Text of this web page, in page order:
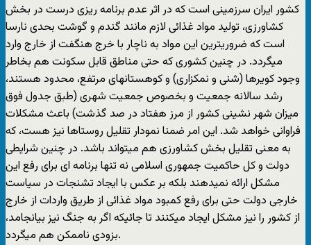
کشور ایران سرزمینی است که در اثر عدم برنامه ریزی درست در بخش
کشاورزی، تولید مواد غذائی لازم مانند گندم و گوشت بحدی نارسا
است که ضروریترین این مواد به ناچار با خرج هنگفت از خارج وارد
میگردد. در چنین کشوری که حتی مناطق قابل سکونت هم بخاطر
وجود کویرها (شنی و نمکزاری) و کوهستانهای مرتفع، محدود هستند،
رشد سالانه جمعیت و بخصوص جمعیت شهری (طبق جدول فوق
میزان شهر نشینی کشور از مرز هفتاد در صد گذشت) باعث مشکلات
فراوانی خواهد شد. این امر ضمنا نمودار تقلیل روستاها نیز هست، که
به معنی تقلیل بخش کشاورزی هم میتواند باشد. در چنین شرایطی
دولت و کل حاکمیت جمهوری اسلامی نه تنها برنامه ای برای رفع این
مشکل ارائه نمیدهند بلکه بر عکس با ایجاد تشنجات در سیاست
خارجی دولت حتی برای رفع کمبود مواد غذائی از طریق واردات از خارج
از کشور را نیز مشکل ایجاد میکنند تا جائیکه اگر به جنگ نیز بیانجامد،
بزودی ناممکن هم میگردد.